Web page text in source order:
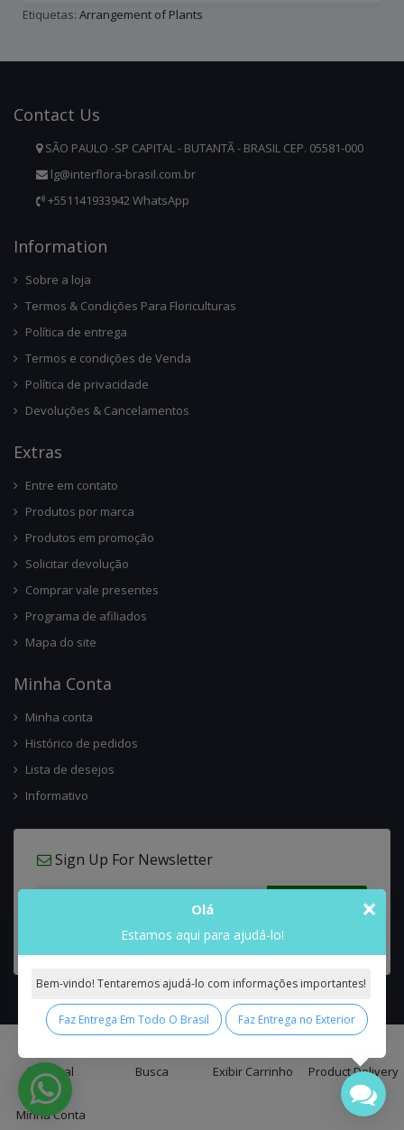
Principal Busca Exibir Carrinho Product Delivery
Minha Conta
Etiquetas: Arrangement of Plants
Contact Us
SÃO PAULO -SP CAPITAL - BUTANTÃ - BRASIL CEP. 05581-000
lg@interflora-brasil.com.br
+551141933942 WhatsApp
InforMation
Sobre a loja
Termos & Condições Para Floriculturas
Política de entrega
Termos e condições de Venda
Política de privacidade
Devoluções & Cancelamentos
ExtRas
Entre em contato
Produtos por marca
Produtos em promoção
Solicitar devolução
Comprar vale presentes
Programa de afiliados
Mapa do site
Minha Conta
Minha conta
Histórico de pedidos
Lista de desejos
Informativo
Sign Up For Newsletter
Interflora Brasil Intercambio Floral Nacional e Internacional© 2026 All
Rights Reserved.
×
Olá
Estamos aqui para ajudá-lo!
Bem-vindo! Tentaremos ajudá-lo com informações importantes!
Faz Entrega Em Todo O Brasil Faz Entrega no Exterior
false